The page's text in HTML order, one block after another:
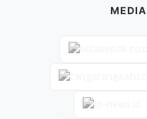
MEDIA